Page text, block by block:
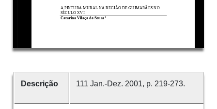
Descrição 111 Jan.-Dez. 2001, p. 219-273.